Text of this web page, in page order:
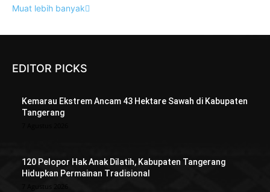
Muat lebih banyak
EDITOR PICKS
Kemarau Ekstrem Ancam 43 Hektare Sawah di Kabupaten
Tangerang
120 Pelopor Hak Anak Dilatih, Kabupaten Tangerang
Hidupkan Permainan Tradisional